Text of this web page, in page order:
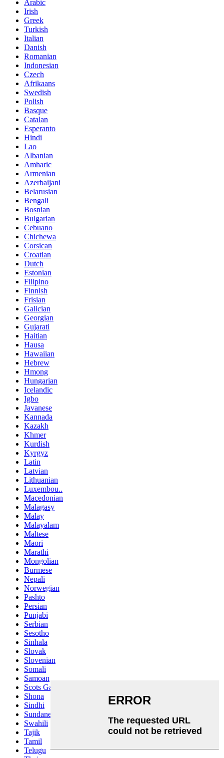
Arabic
Irish
Greek
Turkish
Italian
Danish
Romanian
Indonesian
Czech
Afrikaans
Swedish
Polish
Basque
Catalan
Esperanto
Hindi
Lao
Albanian
Amharic
Armenian
Azerbaijani
Belarusian
Bengali
Bosnian
Bulgarian
Cebuano
Chichewa
Corsican
Croatian
Dutch
Estonian
Filipino
Finnish
Frisian
Galician
Georgian
Gujarati
Haitian
Hausa
Hawaiian
Hebrew
Hmong
Hungarian
Icelandic
Igbo
Javanese
Kannada
Kazakh
Khmer
Kurdish
Kyrgyz
Latin
Latvian
Lithuanian
Luxembou..
Macedonian
Malagasy
Malay
Malayalam
Maltese
Maori
Marathi
Mongolian
Burmese
Nepali
Norwegian
Pashto
Persian
Punjabi
Serbian
Sesotho
Sinhala
Slovak
Slovenian
Somali
Samoan
Scots Gaelic
Shona
Sindhi
Sundanese
Swahili
Tajik
Tamil
Telugu